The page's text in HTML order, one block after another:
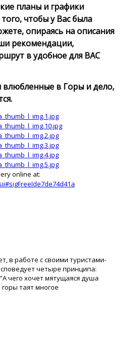
планы и графики
чтобы у Вас была
опираясь на описания
рекомендации,
в удобное для ВАС
в Горы и дело,
online at:
в работе с своими туристами-
четыре принципа:
чего хочет мятущаяся душа
горы таят многое